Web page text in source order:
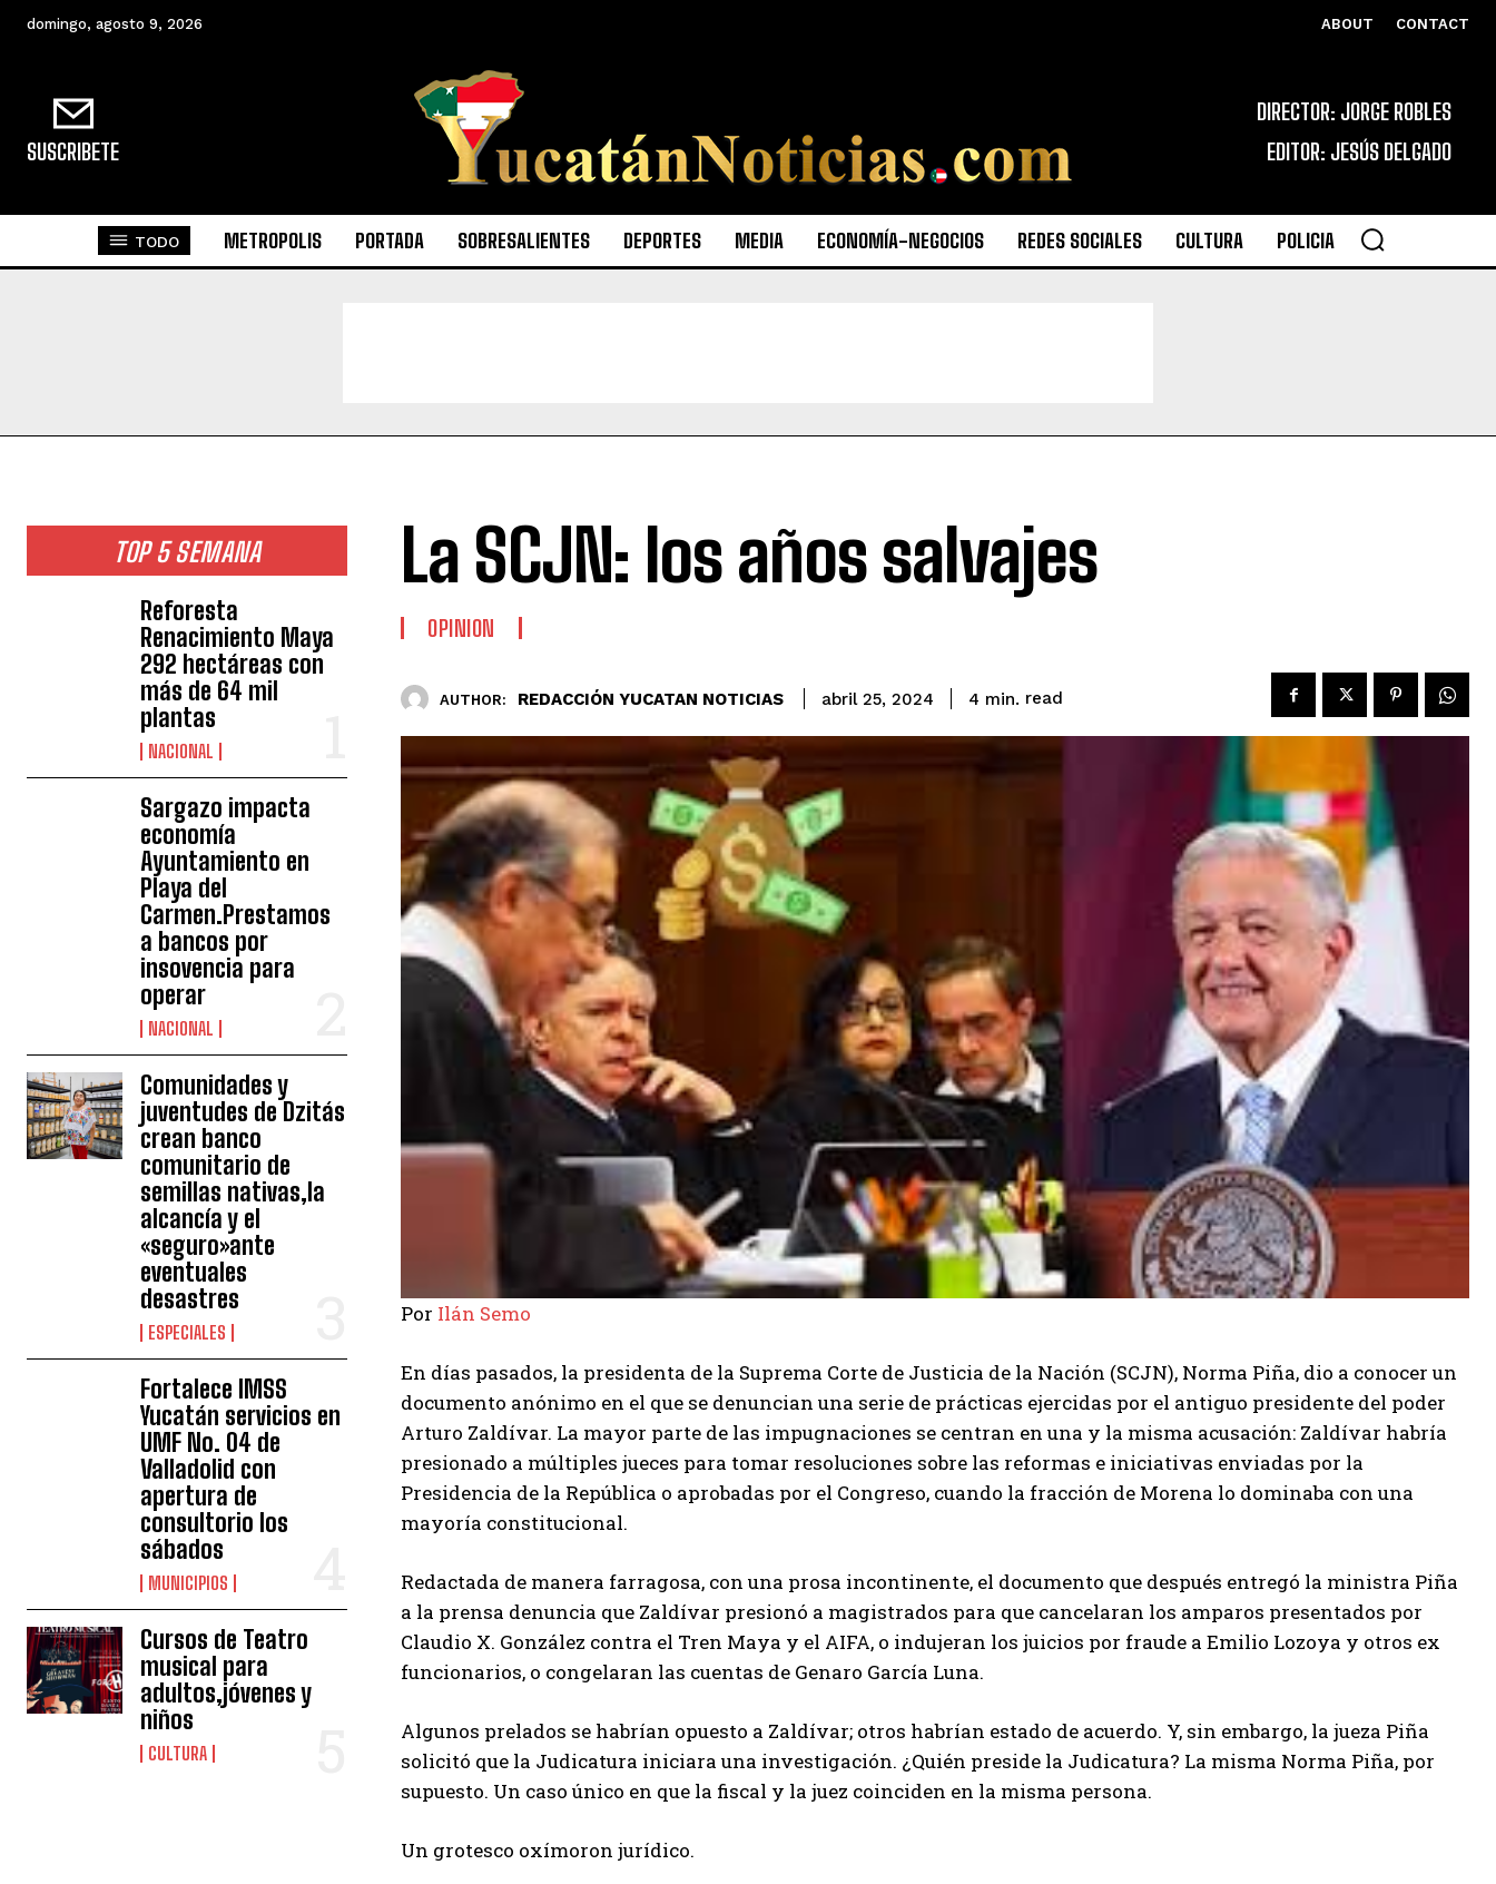
domingo, agosto 9, 2026 ABOUT CONTACT
SUSCRIBETE
DIRECTOR: JORGE ROBLES
EDITOR: JESÚS DELGADO
TODO METROPOLIS PORTADA SOBRESALIENTES DEPORTES MEDIA ECONOMÍA-NEGOCIOS REDES SOCIALES CULTURA POLICIA
TOP 5 SEMANA
Reforesta
Renacimiento Maya
292 hectáreas con
más de 64 mil
plantas
NACIONAL
Sargazo impacta
economía
Ayuntamiento en
Playa del
Carmen.Prestamos
a bancos por
insovencia para
operar
NACIONAL
Comunidades y
juventudes de Dzitás
crean banco
comunitario de
semillas nativas,la
alcancía y el
«seguro»ante
eventuales
desastres
ESPECIALES
Fortalece IMSS
Yucatán servicios en
UMF No. 04 de
Valladolid con
apertura de
consultorio los
sábados
MUNICIPIOS
Cursos de Teatro
musical para
adultos,jóvenes y
niños
CULTURA
La SCJN: los años salvajes
OPINION
AUTHOR: REDACCIÓN YUCATAN NOTICIAS abril 25, 2024 4 min. read
Por Ilán Semo
En días pasados, la presidenta de la Suprema Corte de Justicia de la Nación (SCJN), Norma Piña, dio a conocer un
documento anónimo en el que se denuncian una serie de prácticas ejercidas por el antiguo presidente del poder
Arturo Zaldívar. La mayor parte de las impugnaciones se centran en una y la misma acusación: Zaldívar habría
presionado a múltiples jueces para tomar resoluciones sobre las reformas e iniciativas enviadas por la
Presidencia de la República o aprobadas por el Congreso, cuando la fracción de Morena lo dominaba con una
mayoría constitucional.
Redactada de manera farragosa, con una prosa incontinente, el documento que después entregó la ministra Piña
a la prensa denuncia que Zaldívar presionó a magistrados para que cancelaran los amparos presentados por
Claudio X. González contra el Tren Maya y el AIFA, o indujeran los juicios por fraude a Emilio Lozoya y otros ex
funcionarios, o congelaran las cuentas de Genaro García Luna.
Algunos prelados se habrían opuesto a Zaldívar; otros habrían estado de acuerdo. Y, sin embargo, la jueza Piña
solicitó que la Judicatura iniciara una investigación. ¿Quién preside la Judicatura? La misma Norma Piña, por
supuesto. Un caso único en que la fiscal y la juez coinciden en la misma persona.
Un grotesco oxímoron jurídico.